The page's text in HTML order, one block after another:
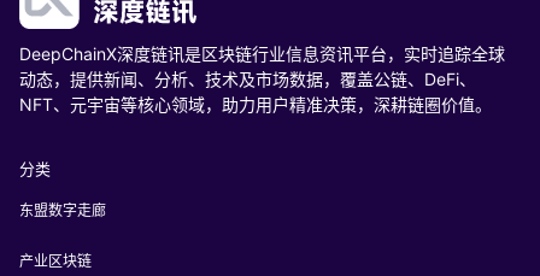
DeepChainX深度链讯是区块链行业信息资讯平台，实时追踪全球
动态，提供新闻、分析、技术及市场数据，覆盖公链、DeFi、
NFT、元宇宙等核心领域，助力用户精准决策，深耕链圈价值。
分类
东盟数字走廊
产业区块链